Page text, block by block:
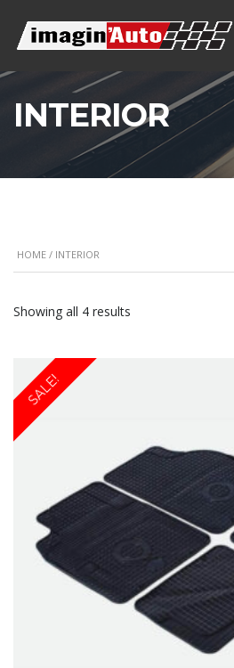
INTERIOR
HOME / INTERIOR
Showing all 4 results
SALE!